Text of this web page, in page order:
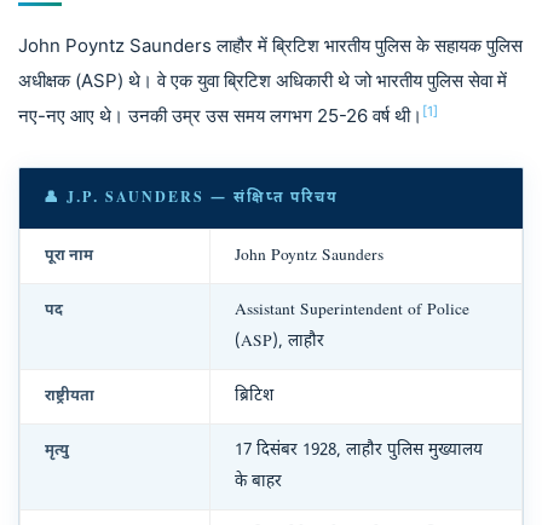
John Poyntz Saunders लाहौर में ब्रिटिश भारतीय पुलिस के सहायक पुलिस
अधीक्षक (ASP) थे। वे एक युवा ब्रिटिश अधिकारी थे जो भारतीय पुलिस सेवा में
नए-नए आए थे। उनकी उम्र उस समय लगभग 25-26 वर्ष थी। [1]
👤 J.P. SAUNDERS — संक्षिप्त परिचय
पूरा नाम John Poyntz Saunders
पद
Assistant Superintendent of Police
(ASP), लाहौर
राष्ट्रीयता ब्रिटिश
मृत्यु
17 दिसंबर 1928, लाहौर पुलिस मुख्यालय
के बाहर